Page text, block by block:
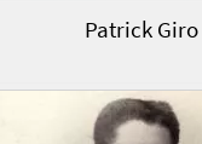
Patrick Giro